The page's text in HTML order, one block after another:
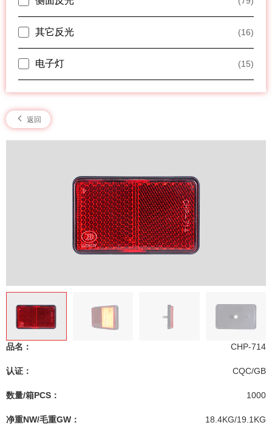
其它反光 (16)
电子灯 (15)
返回
品名： CHP-714
认证： CQC/GB
数量/箱PCS： 1000
净重NW/毛重GW： 18.4KG/19.1KG